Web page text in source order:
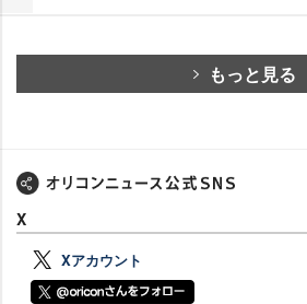
もっと見る
X
Xアカウント